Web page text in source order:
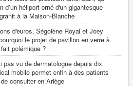
d’un héliport orné d'un gigantesque
à la Maison-Blanche
d'euros, Ségolène Royal et Joey
le projet de pavillon en verre à
polémique ?
pas vu de dermatologue depuis dix
mobile permet enfin à des patients
consulter en Ariège